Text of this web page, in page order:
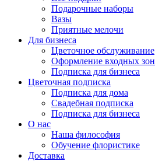
Подарочные наборы
Вазы
Приятные мелочи
Для бизнеса
Цветочное обслуживание
Оформление входных зон
Подписка для бизнеса
Цветочная подписка
Подписка для дома
Свадебная подписка
Подписка для бизнеса
О нас
Наша философия
Обучение флористике
Доставка